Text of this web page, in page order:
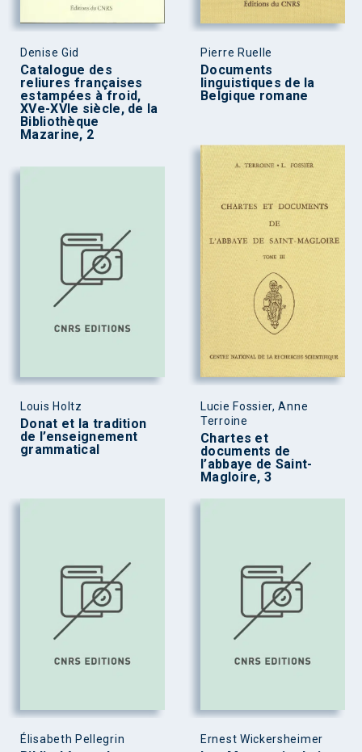
Denise Gid
Catalogue des
reliures françaises
estampées à froid,
XVe-XVIe siècle, de la
Bibliothèque
Mazarine, 2
Pierre Ruelle
Documents
linguistiques de la
Belgique romane
Louis Holtz
Donat et la tradition
de l’enseignement
grammatical
Lucie Fossier, Anne
Terroine
Chartes et
documents de
l’abbaye de Saint-
Magloire, 3
Élisabeth Pellegrin Ernest Wickersheimer